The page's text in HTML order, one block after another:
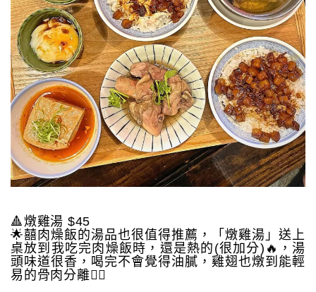
🔺燉雞湯 $45
🌟囍肉燥飯的湯品也很值得推薦，「燉雞湯」送上
桌放到我吃完肉燥飯時，還是熱的(很加分)🔥，湯
頭味道很香，喝完不會覺得油膩，雞翅也燉到能輕
易的骨肉分離👍🏻